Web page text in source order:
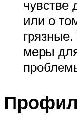
чувстве
или о
меры